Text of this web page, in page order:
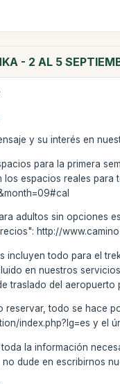
- 2 AL 5
y su interés en
para la primera
los espacios reales para
adultos sin opciones
http://
incluyen todo para el
en nuestros
traslado del aeropuerto
reservar, todo se hace
index.php?lg=es y el
la información
dude en escribirnos